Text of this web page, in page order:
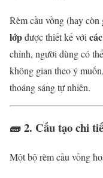
Rèm cầu vồng (hay còn
lớpđược thiết kế với
chỉnh, người dùng có thể
không gian theo ý
thoáng sáng tự nhiên.
🧱2. Cấu tạo chi
Một bộ rèm cầu vồng